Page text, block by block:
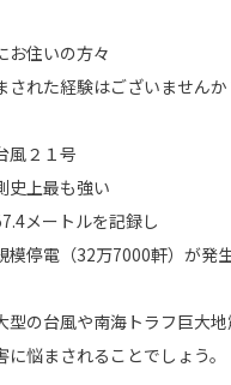
お住いの方々
された経験はございませんか
風２１号
史上最も強い
メートルを記録し
模停電（32万7000軒）が発生
型の台風や南海トラフ巨大
悩まされることでしょう。